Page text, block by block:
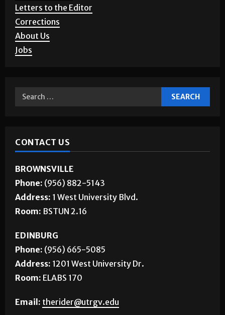
Letters to the Editor
Corrections
About Us
Jobs
CONTACT US
BROWNSVILLE
Phone: (956) 882-5143
Address: 1 West University Blvd.
Room: BSTUN 2.16
EDINBURG
Phone: (956) 665-5085
Address: 1201 West University Dr.
Room: ELABS 170
Email: therider@utrgv.edu